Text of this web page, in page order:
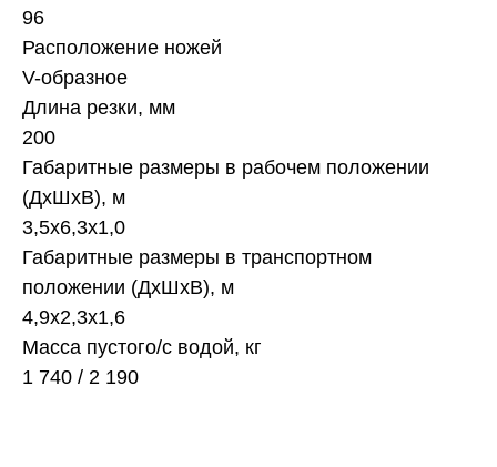
96
Расположение ножей
V-образное
Длина резки, мм
200
Габаритные размеры в рабочем положении
(ДхШхВ), м
3,5х6,3х1,0
Габаритные размеры в транспортном
положении (ДхШхВ), м
4,9х2,3х1,6
Масса пустого/с водой, кг
1 740 / 2 190